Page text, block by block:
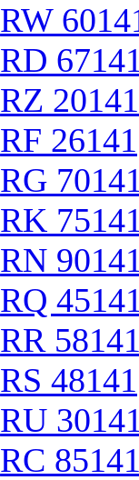
RW
RD
RZ 20141
RF 26141
RG
RK
RN
RQ
RR
RS 48141
RU
RC